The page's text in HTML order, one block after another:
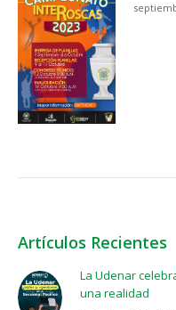
Artículos Recientes
La Udenar
una realidad